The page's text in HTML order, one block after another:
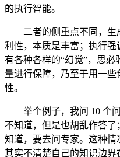
的执行智能。
二者的侧重点不同，生
利性，本质是丰富；执行
有各种各样的“幻觉”，思
量进行保障，乃至于用一
性。
举个例子，我问 10 个问
不知道，但是也胡乱作答
知道，要去问专家。这种
其实不清楚自己的知识边界